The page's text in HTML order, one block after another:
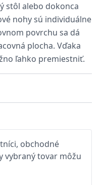
stôl alebo dokonca
nohy sú individuálne
povrchu sa dá
plocha. Vďaka
ľahko premiestniť.
obchodné
vybraný tovar môžu